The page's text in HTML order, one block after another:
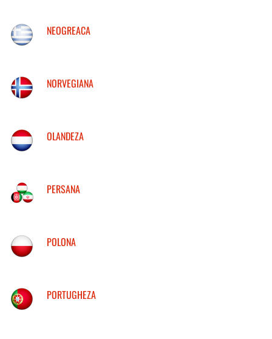
NEOGREACA
NORVEGIANA
OLANDEZA
PERSANA
POLONA
PORTUGHEZA